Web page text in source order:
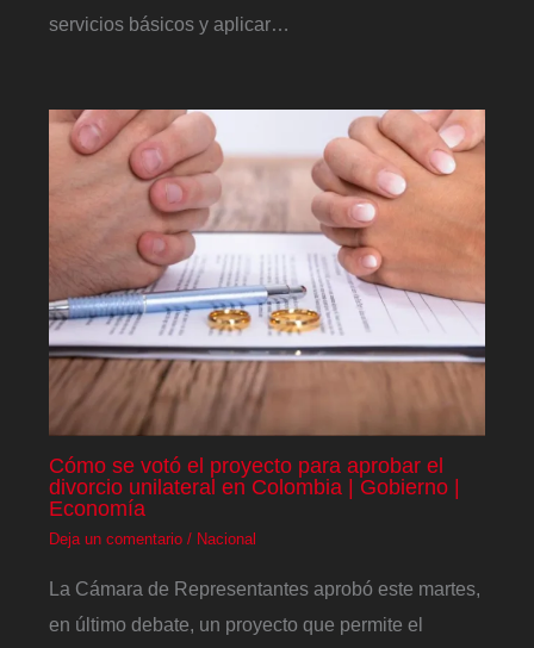
servicios básicos y aplicar…
Cómo se votó el proyecto para aprobar el
divorcio unilateral en Colombia | Gobierno |
Economía
Deja un comentario / Nacional
La Cámara de Representantes aprobó este martes,
en último debate, un proyecto que permite el